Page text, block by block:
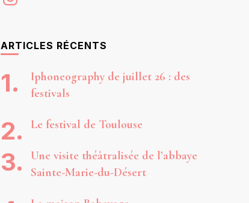
ARTICLES RÉCENTS
Iphoneography de juillet 26 : des
festivals
Le festival de Toulouse
Une visite théâtralisée de l’abbaye
Sainte-Marie-du-Désert